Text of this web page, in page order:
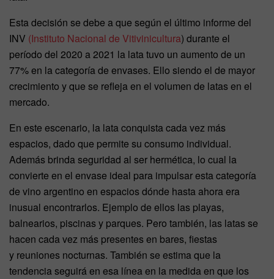
Esta decisión se debe a que según el último informe del
INV (Instituto Nacional de Vitivinicultura) durante el
período del 2020 a 2021 la lata tuvo un aumento de un
77% en la categoría de envases. Ello siendo el de mayor
crecimiento y que se refleja en el volumen de latas en el
mercado.
En este escenario, la lata conquista cada vez más
espacios, dado que permite su consumo individual.
Además brinda seguridad al ser hermética, lo cual la
convierte en el envase ideal para impulsar esta categoría
de vino argentino en espacios dónde hasta ahora era
inusual encontrarlos. Ejemplo de ellos las playas,
balnearios, piscinas y parques. Pero también, las latas se
hacen cada vez más presentes en bares, fiestas
y reuniones nocturnas. También se estima que la
tendencia seguirá en esa línea en la medida en que los